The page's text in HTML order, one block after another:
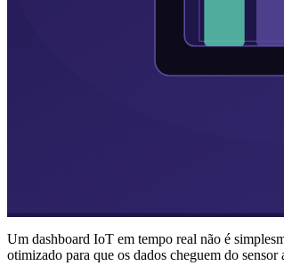
Um dashboard IoT em tempo real não é
otimizado para que os dados cheguem do